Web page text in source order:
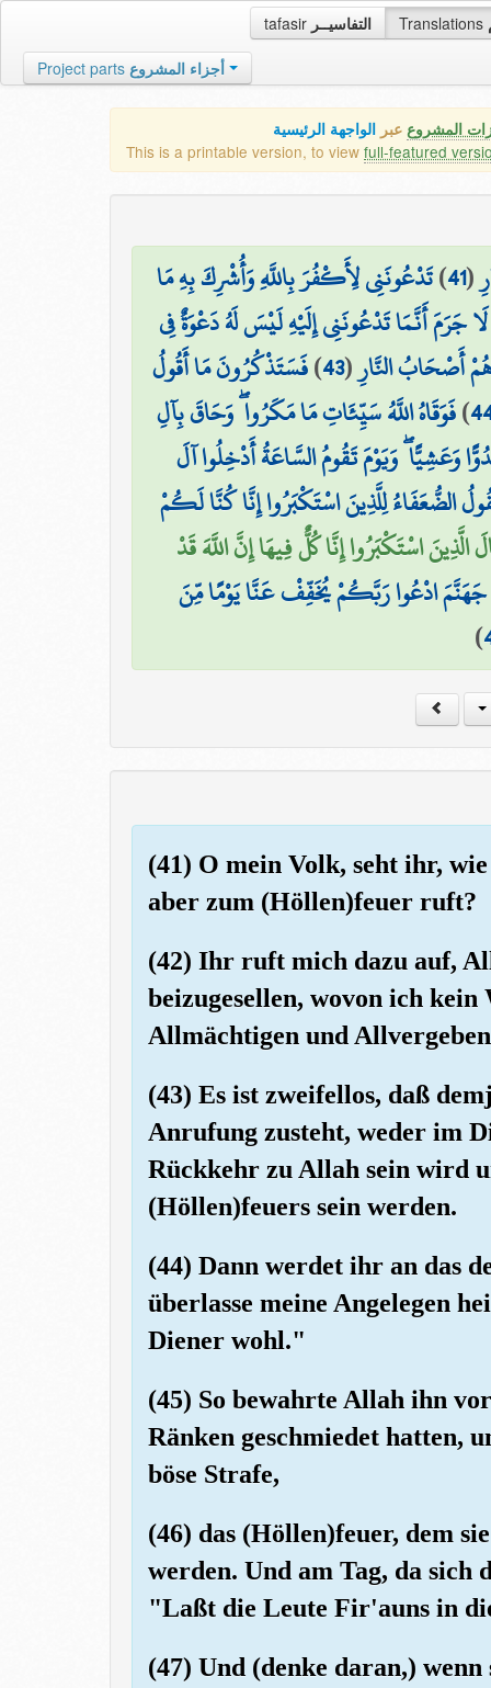
tafasir التفاسيــر Translations
Project parts أجزاء المشروع
المشروع عبر الواجهة الرئيسية
This is a printable version, to view full-featured
(
41
)تَدْعُونَنِي لِأَكْفُرَ بِاللَّهِ وَأُشْرِكَ بِهِ مَا
لَا جَرَمَ أَنَّمَا تَدْعُونَنِي إِلَيْهِ لَيْسَ لَهُ دَعْوَةٌ فِي
هُمْ أَصْحَابُ النَّارِ(
43
)فَسَتَذْكُرُونَ مَا أَقُولُ
)فَوَقَاهُ اللَّهُ سَيِّئَاتِ مَا مَكَرُوا ۖ وَحَاقَ بِآلِ
وَعَشِيًّا ۖ وَيَوْمَ تَقُومُ السَّاعَةُ أَدْخِلُوا آلَ
الضُّعَفَاءُ لِلَّذِينَ اسْتَكْبَرُوا إِنَّا كُنَّا لَكُمْ
الَّذِينَ اسْتَكْبَرُوا إِنَّا كُلٌّ فِيهَا إِنَّ اللَّهَ قَدْ
جَهَنَّمَ ادْعُوا رَبَّكُمْ يُخَفِّفْ عَنَّا يَوْمًا مِّنَ
)
(41) O mein Volk, seht ihr,
aber zum (Höllen)feuer ruft?
(42) Ihr ruft mich dazu auf,
beizugesellen, wovon ich kein
Allmächtigen und
(43) Es ist zweifellos, daß
Anrufung zusteht, weder im
Rückkehr zu Allah sein wird
(Höllen)feuers sein werden.
(44) Dann werdet ihr an das
überlasse meine Angelegen
Diener wohl."
(45) So bewahrte Allah ihn
Ränken geschmiedet hatten,
böse Strafe,
(46) das (Höllen)feuer, dem
werden. Und am Tag, da sich
"Laßt die Leute Fir'auns in
(47) Und (denke daran,)